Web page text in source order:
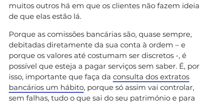
muitos outros há em que os clientes não fazem ideia
de que elas estão lá.
Porque as comissões bancárias são, quase sempre,
debitadas diretamente da sua conta à ordem – e
porque os valores até costumam ser discretos -, é
possível que esteja a pagar serviços sem saber. É, por
isso, importante que faça da consulta dos extratos
bancários um hábito, porque só assim vai controlar,
sem falhas, tudo o que sai do seu património e para